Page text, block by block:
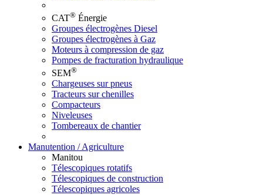
CAT® Énergie
Groupes électrogènes Diesel
Groupes électrogènes à Gaz
Moteurs à compression de gaz
Pompes de fracturation hydraulique
SEM®
Chargeuses sur pneus
Tracteurs sur chenilles
Compacteurs
Niveleuses
Tombereaux de chantier
Manutention / Agriculture
Manitou
Télescopiques rotatifs
Télescopiques de construction
Télescopiques agricoles